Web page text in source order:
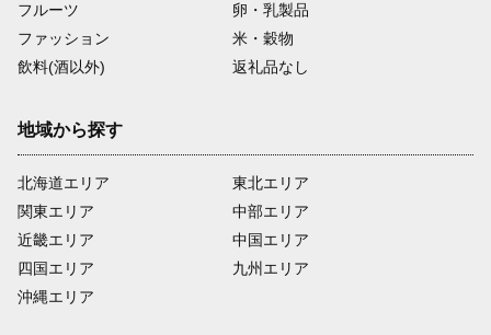
フルーツ
卵・乳製品
ファッション
米・穀物
飲料(酒以外)
返礼品なし
地域から探す
北海道エリア
関東エリア
近畿エリア
四国エリア
沖縄エリア
東北エリア
中部エリア
中国エリア
九州エリア